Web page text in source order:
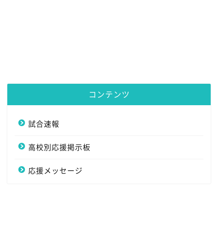
コンテンツ
試合速報
高校別応援掲示板
応援メッセージ